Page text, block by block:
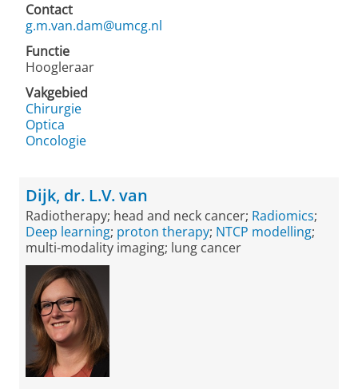
Contact
g.m.van.dam@umcg.nl
Functie
Hoogleraar
Vakgebied
Chirurgie
Optica
Oncologie
Dijk, dr. L.V. van
Radiotherapy; head and neck cancer; Radiomics;
Deep learning; proton therapy; NTCP modelling;
multi-modality imaging; lung cancer